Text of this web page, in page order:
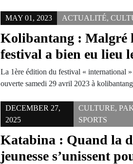
MAY 01, 2023 ACTUALITÉ,
Kolibantang : Malgré
festival a bien eu lieu
La 1ère édition du festival « international »
ouverte samedi 29 avril 2023 à
DECEMBER 27,
2025
CULTURE,
SPORTS
Katabina : Quand la
jeunesse s’unissent